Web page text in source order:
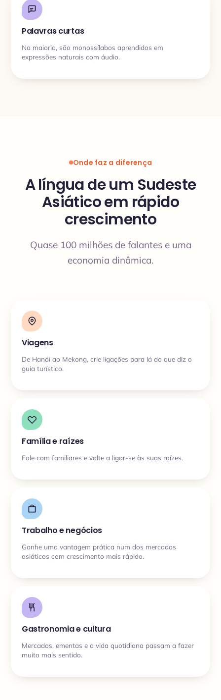
Palavras curtas
Na maioria, são monossílabos aprendidos em
expressões naturais com áudio.
Onde faz a diferença
A língua de um Sudeste
Asiático em rápido
crescimento
Quase 100 milhões de falantes e uma
economia dinâmica.
Viagens
De Hanói ao Mekong, crie ligações para lá do que diz o
guia turístico.
Família e raízes
Fale com familiares e volte a ligar-se às suas raízes.
Trabalho e negócios
Ganhe uma vantagem prática num dos mercados
asiáticos com crescimento mais rápido.
Gastronomia e cultura
Mercados, ementas e a vida quotidiana passam a fazer
muito mais sentido.